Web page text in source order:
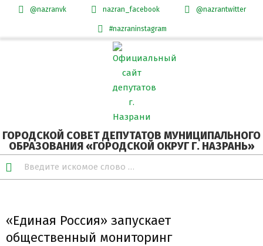
@nazranvk nazran_facebook @nazrantwitter
#nazraninstagram
ГОРОДСКОЙ СОВЕТ ДЕПУТАТОВ МУНИЦИПАЛЬНОГО
ОБРАЗОВАНИЯ «ГОРОДСКОЙ ОКРУГ Г. НАЗРАНЬ»
«Единая Россия» запускает
общественный мониторинг